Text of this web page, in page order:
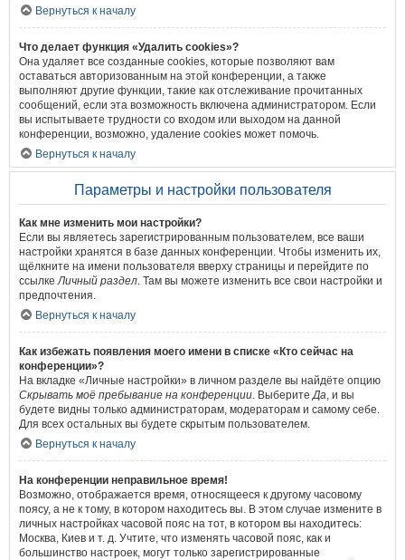
Вернуться к началу
Что делает функция «Удалить cookies»?
Она удаляет все созданные cookies, которые позволяют вам
оставаться авторизованным на этой конференции, а также
выполняют другие функции, такие как отслеживание прочитанных
сообщений, если эта возможность включена администратором. Если
вы испытываете трудности со входом или выходом на данной
конференции, возможно, удаление cookies может помочь.
Вернуться к началу
Параметры и настройки пользователя
Как мне изменить мои настройки?
Если вы являетесь зарегистрированным пользователем, все ваши
настройки хранятся в базе данных конференции. Чтобы изменить их,
щёлкните на имени пользователя вверху страницы и перейдите по
ссылкеЛичный раздел. Там вы можете изменить все свои настройки и
предпочтения.
Вернуться к началу
Как избежать появления моего имени в списке «Кто сейчас на
конференции»?
На вкладке «Личные настройки» в личном разделе вы найдёте опцию
Скрывать моё пребывание на конференции. ВыберитеДа, и вы
будете видны только администраторам, модераторам и самому себе.
Для всех остальных вы будете скрытым пользователем.
Вернуться к началу
На конференции неправильное время!
Возможно, отображается время, относящееся к другому часовому
поясу, а не к тому, в котором находитесь вы. В этом случае измените в
личных настройках часовой пояс на тот, в котором вы находитесь:
Москва, Киев и т. д. Учтите, что изменять часовой пояс, как и
большинство настроек, могут только зарегистрированные